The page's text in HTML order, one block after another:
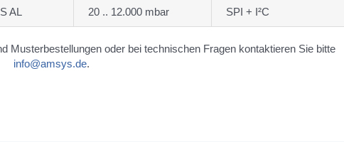
AL 20 .. 12.000 mbar SPI + I²C
Musterbestellungen oder bei technischen Fragen kontaktieren Sie bitte
info@amsys.de.